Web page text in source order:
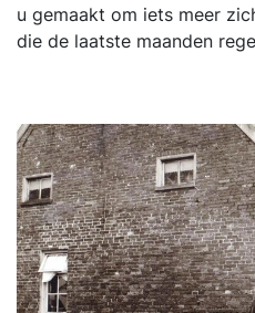
u gemaakt om iets meer
die de laatste maanden